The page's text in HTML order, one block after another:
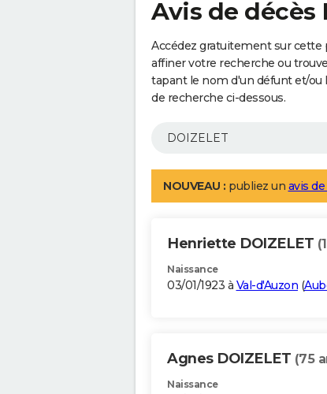
Avis de décès
Accédez gratuitement sur cette
affiner votre recherche ou
tapant le nom d'un défunt et/
de recherche ci-dessous.
NOUVEAU : publiez un avis
Henriette DOIZELET
Naissance
03/01/1923 à Val-d'Auzon (
Agnes DOIZELET (75
Naissance